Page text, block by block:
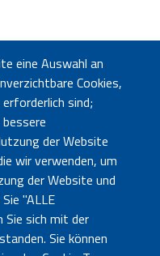
Verbände (2019)
für Arbeitgeber (2019)
eine Auswahl an
Cookies,
sind;
der Website
wir verwenden, um
der Website und
"ALLE
Sie sich mit der
Sie können